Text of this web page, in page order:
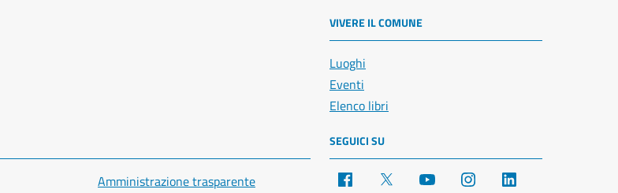
VIVERE IL COMUNE
Luoghi
Eventi
Elenco libri
Amministrazione trasparente
SEGUICI SU
Facebook YouTube Instagram